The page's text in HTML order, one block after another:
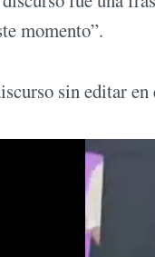
momento”.
sin editar